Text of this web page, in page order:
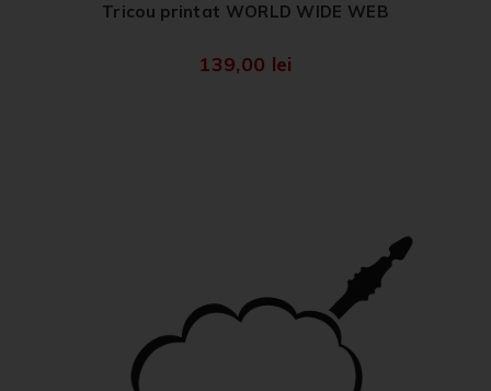
Tricou printat WORLD WIDE WEB
139,00 lei